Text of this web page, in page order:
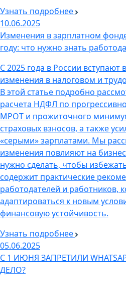
Узнать подробнее
10.06.2025
Изменения в зарплатном
году: что нужно знать
С 2025 года в России вступают
изменения в налоговом и
В этой статье подробно
расчета НДФЛ по
МРОТ и прожиточного
страховых взносов, а также
«серыми» зарплатами. Мы
изменения повлияют на
нужно сделать, чтобы
содержит практические
работодателей и работников,
адаптироваться к новым
финансовую устойчивость.
Узнать подробнее
05.06.2025
С 1 ИЮНЯ ЗАПРЕТИЛИ
ДЕЛО?